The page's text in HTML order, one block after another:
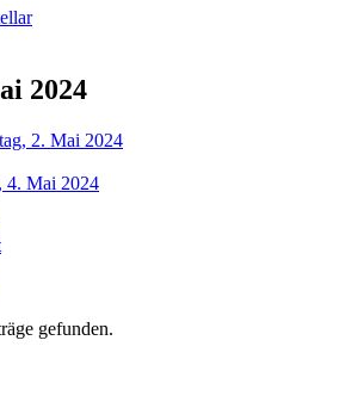
2024
2. Mai 2024
4. Mai 2024
gefunden.